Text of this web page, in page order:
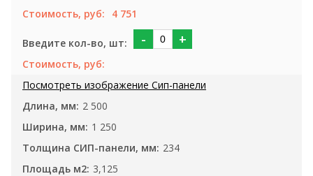
4 751
- +
2 500
1 250
234
3,125